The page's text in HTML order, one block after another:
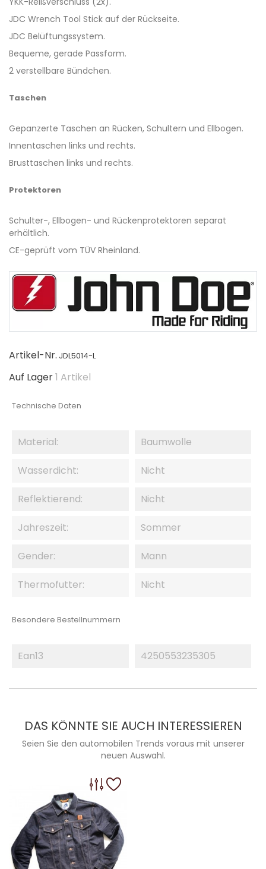
JDC Wrench Tool Stick auf der Rückseite.
JDC Belüftungssystem.
Bequeme, gerade Passform.
2 verstellbare Bündchen.
Taschen
Gepanzerte Taschen an Rücken, Schultern und Ellbogen.
Innentaschen links und rechts.
Brusttaschen links und rechts.
Protektoren
Schulter-, Ellbogen- und Rückenprotektoren separat
erhältlich.
CE-geprüft vom TÜV Rheinland.
Artikel-Nr. JDL5014-L
Auf Lager1 Artikel
Technische Daten
Material: Baumwolle
Wasserdicht: Nicht
Reflektierend: Nicht
Jahreszeit: Sommer
Gender: Mann
Thermofutter: Nicht
Besondere Bestellnummern
Ean13 4250553235305
DAS KÖNNTE SIE AUCH INTERESSIEREN
Seien Sie den automobilen Trends voraus mit unserer
neuen Auswahl.